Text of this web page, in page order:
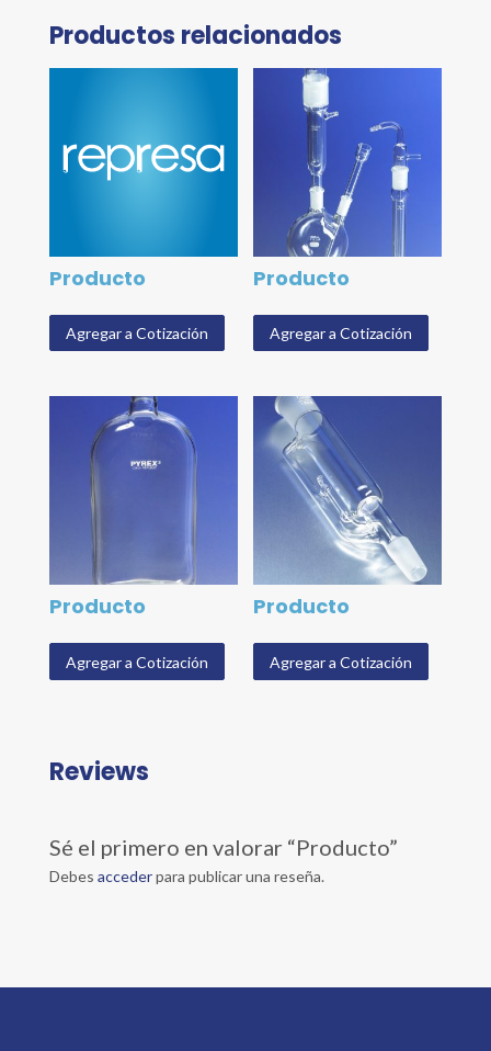
Productos relacionados
Producto
Agregar a Cotización
Producto
Agregar a Cotización
Producto
Agregar a Cotización
Producto
Agregar a Cotización
Reviews
Sé el primero en valorar “Producto”
Debes accederpara publicar una reseña.